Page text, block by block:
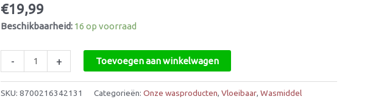
€19,99
Beschikbaarheid: 16 op voorraad
-
aantal
+ Toevoegen aan winkelwagen
SKU: 8700216342131 Categorieën: Onze wasproducten, Vloeibaar, Wasmiddel